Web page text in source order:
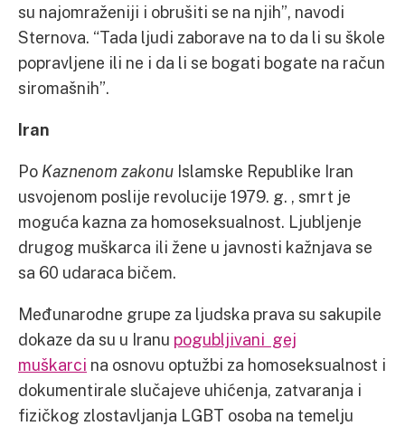
su najomraženiji i obrušiti se na njih”, navodi
Sternova. “Tada ljudi zaborave na to da li su škole
popravljene ili ne i da li se bogati bogate na račun
siromašnih”.
Iran
Po Kaznenom zakonu Islamske Republike Iran
usvojenom poslije revolucije 1979. g. , smrt je
moguća kazna za homoseksualnost. Ljubljenje
drugog muškarca ili žene u javnosti kažnjava se
sa 60 udaraca bičem.
Međunarodne grupe za ljudska prava su sakupile
dokaze da su u Iranu pogubljivani gej
muškarci na osnovu optužbi za homoseksualnost i
dokumentirale slučajeve uhićenja, zatvaranja i
fizičkog zlostavljanja LGBT osoba na temelju